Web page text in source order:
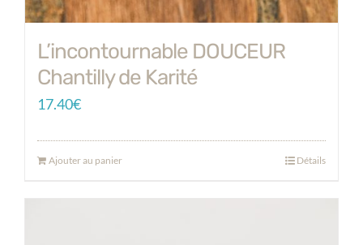
L’incontournable DOUCEUR
Chantilly de Karité
17.40€
Ajouter au panier Détails